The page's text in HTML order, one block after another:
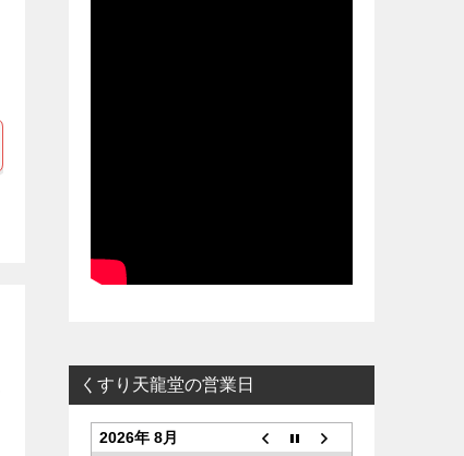
くすり天龍堂の営業日
2026年 8月